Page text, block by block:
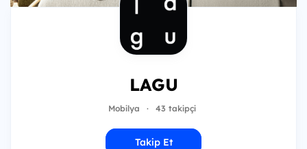
LAGU
Mobilya · 43 takipçi
Takip Et